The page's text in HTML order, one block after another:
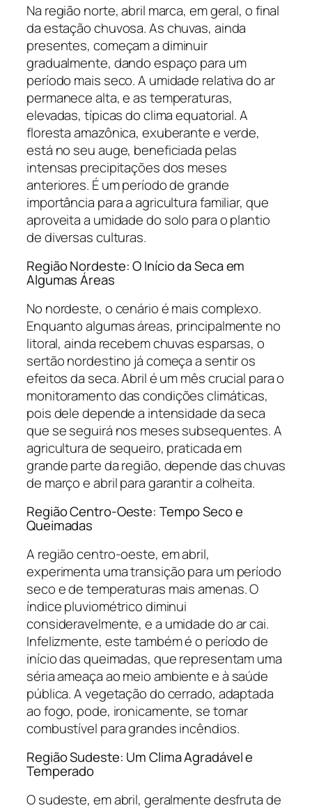
Na região norte, abril marca, em geral, o final
da estação chuvosa. As chuvas, ainda
presentes, começam a diminuir
gradualmente, dando espaço para um
período mais seco. A umidade relativa do ar
permanece alta, e as temperaturas,
elevadas, típicas do clima equatorial. A
floresta amazônica, exuberante e verde,
está no seu auge, beneficiada pelas
intensas precipitações dos meses
anteriores. É um período de grande
importância para a agricultura familiar, que
aproveita a umidade do solo para o plantio
de diversas culturas.
Região Nordeste: O Início da Seca em
Algumas Áreas
No nordeste, o cenário é mais complexo.
Enquanto algumas áreas, principalmente no
litoral, ainda recebem chuvas esparsas, o
sertão nordestino já começa a sentir os
efeitos da seca. Abril é um mês crucial para o
monitoramento das condições climáticas,
pois dele depende a intensidade da seca
que se seguirá nos meses subsequentes. A
agricultura de sequeiro, praticada em
grande parte da região, depende das chuvas
de março e abril para garantir a colheita.
Região Centro-Oeste: Tempo Seco e
Queimadas
A região centro-oeste, em abril,
experimenta uma transição para um período
seco e de temperaturas mais amenas. O
índice pluviométrico diminui
consideravelmente, e a umidade do ar cai.
Infelizmente, este também é o período de
início das queimadas, que representam uma
séria ameaça ao meio ambiente e à saúde
pública. A vegetação do cerrado, adaptada
ao fogo, pode, ironicamente, se tornar
combustível para grandes incêndios.
Região Sudeste: Um Clima Agradável e
Temperado
O sudeste, em abril, geralmente desfruta de